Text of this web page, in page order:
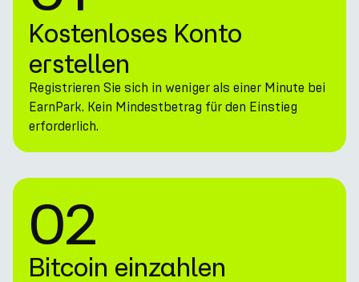
Kostenloses Konto
erstellen
Registrieren Sie sich in weniger als einer Minute bei
EarnPark. Kein Mindestbetrag für den Einstieg
erforderlich.
02
Bitcoin einzahlen